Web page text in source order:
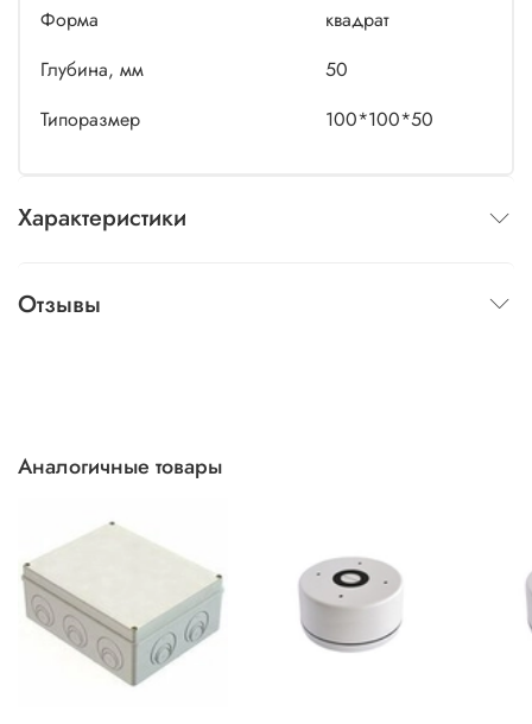
Форма
квадрат
Глубина, мм
50
Типоразмер
100*100*50
Характеристики
Отзывы
Аналогичные товары